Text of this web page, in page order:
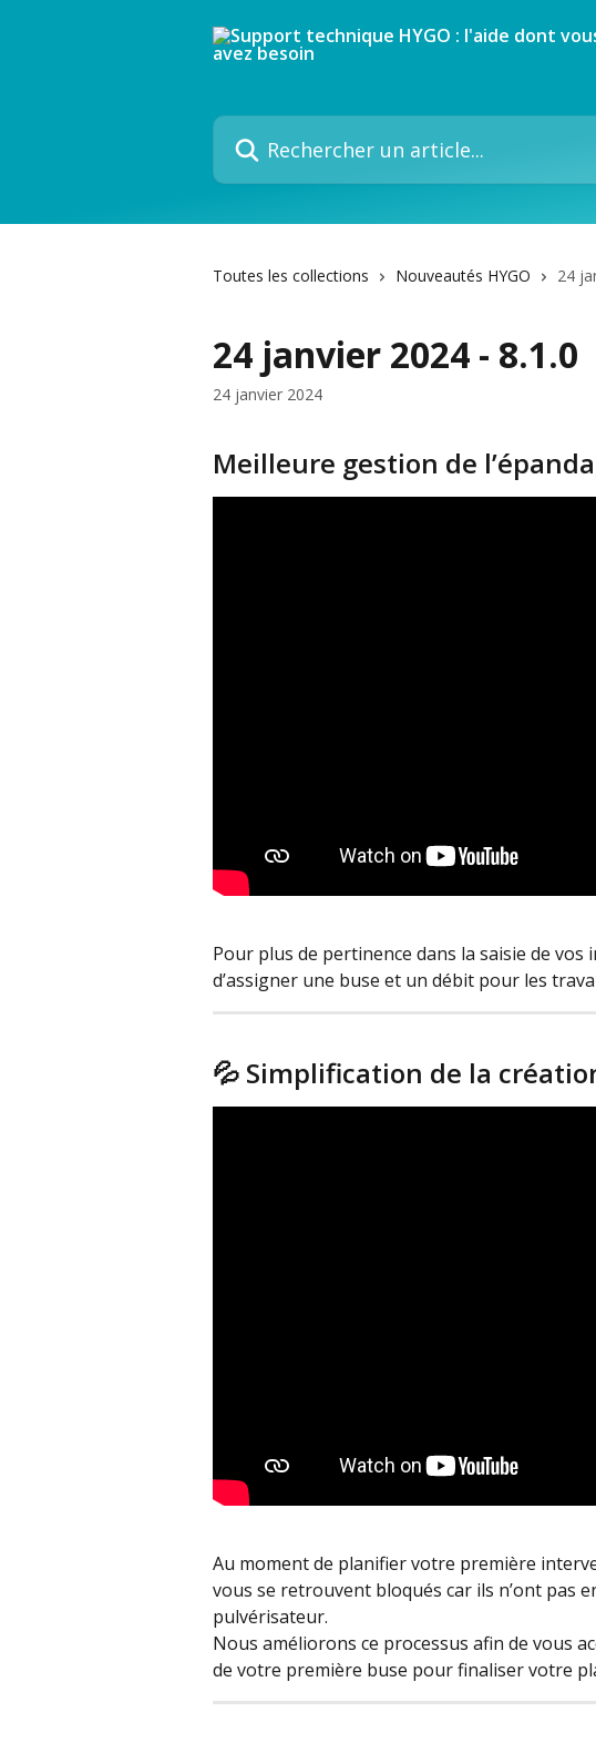
Rechercher un article...
Toutes les collections Nouveautés HYGO 24
24 janvier 2024 - 8.1.0
24 janvier 2024
Meilleure gestion de
Pour plus de pertinence dans la saisie de
d’assigner une buse et un débit pour les
💦 Simplification de la
Au moment de planifier votre première
vous se retrouvent bloqués car ils n’ont pas
pulvérisateur.
Nous améliorons ce processus afin de vous
de votre première buse pour finaliser votre